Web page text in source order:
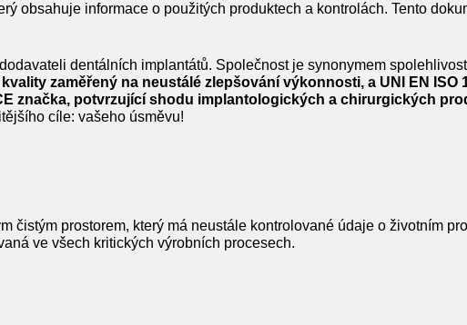
obsahuje informace o použitých produktech a kontrolách. Tento
dentálních implantátů. Společnost je synonymem
zaměřený na neustálé zlepšování výkonnosti, a UNI EN
značka, potvrzující shodu implantologických a chirurgických
cíle: vašeho úsměvu!
čistým prostorem, který má neustále kontrolované údaje o životním
ve všech kritických výrobních procesech.